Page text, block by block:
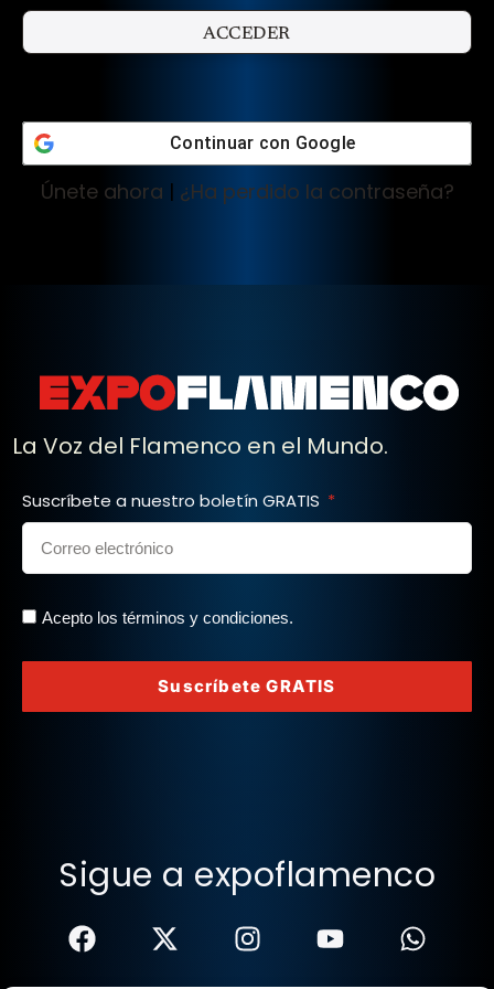
Continuar con Google
Únete ahora | ¿Ha perdido la contraseña?
La Voz del Flamenco en el Mundo.
Suscríbete a nuestro boletín GRATIS
Acepto los términos y condiciones.
Suscríbete GRATIS
Sigue a expoflamenco